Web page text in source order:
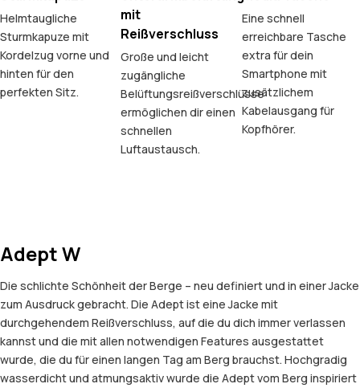
Helmtaugliche
Sturmkapuze mit
Kordelzug vorne und
hinten für den
perfekten Sitz.
mit
Reißverschluss
Große und leicht
zugängliche
Belüftungsreißverschlüsse
ermöglichen dir einen
schnellen
Luftaustausch.
Eine schnell
erreichbare Tasche
extra für dein
Smartphone mit
zusätzlichem
Kabelausgang für
Kopfhörer.
Adept W
Die schlichte Schönheit der Berge – neu definiert und in einer Jacke
zum Ausdruck gebracht. Die Adept ist eine Jacke mit
durchgehendem Reißverschluss, auf die du dich immer verlassen
kannst und die mit allen notwendigen Features ausgestattet
wurde, die du für einen langen Tag am Berg brauchst. Hochgradig
wasserdicht und atmungsaktiv wurde die Adept vom Berg inspiriert